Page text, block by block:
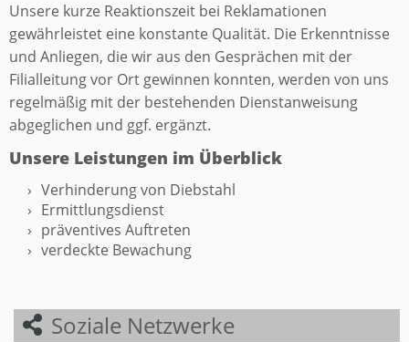
Unsere kurze Reaktionszeit bei Reklamationen
gewährleistet eine konstante Qualität. Die Erkenntnisse
und Anliegen, die wir aus den Gesprächen mit der
Filialleitung vor Ort gewinnen konnten, werden von uns
regelmäßig mit der bestehenden Dienstanweisung
abgeglichen und ggf. ergänzt.
Unsere Leistungen im Überblick
Verhinderung von Diebstahl
Ermittlungsdienst
präventives Auftreten
verdeckte Bewachung
Soziale Netzwerke